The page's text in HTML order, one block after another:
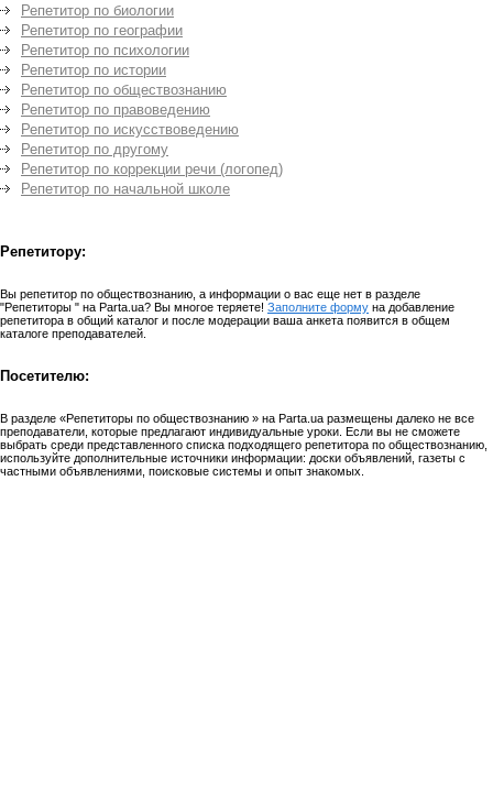
Репетитор по биологии
Репетитор по географии
Репетитор по психологии
Репетитор по истории
Репетитор по обществознанию
Репетитор по правоведению
Репетитор по искусствоведению
Репетитор по другому
Репетитор по коррекции речи (логопед)
Репетитор по начальной школе
Репетитору:
Вы репетитор по обществознанию, а информации о вас еще нет в разделе
"Репетиторы " на Parta.ua? Вы многое теряете! Заполните форму на добавление
репетитора в общий каталог и после модерации ваша анкета появится в общем
каталоге преподавателей.
Посетителю:
В разделе «Репетиторы по обществознанию » на Parta.ua размещены далеко не все
преподаватели, которые предлагают индивидуальные уроки. Если вы не сможете
выбрать среди представленного списка подходящего репетитора по обществознанию,
используйте дополнительные источники информации: доски объявлений, газеты с
частными объявлениями, поисковые системы и опыт знакомых.